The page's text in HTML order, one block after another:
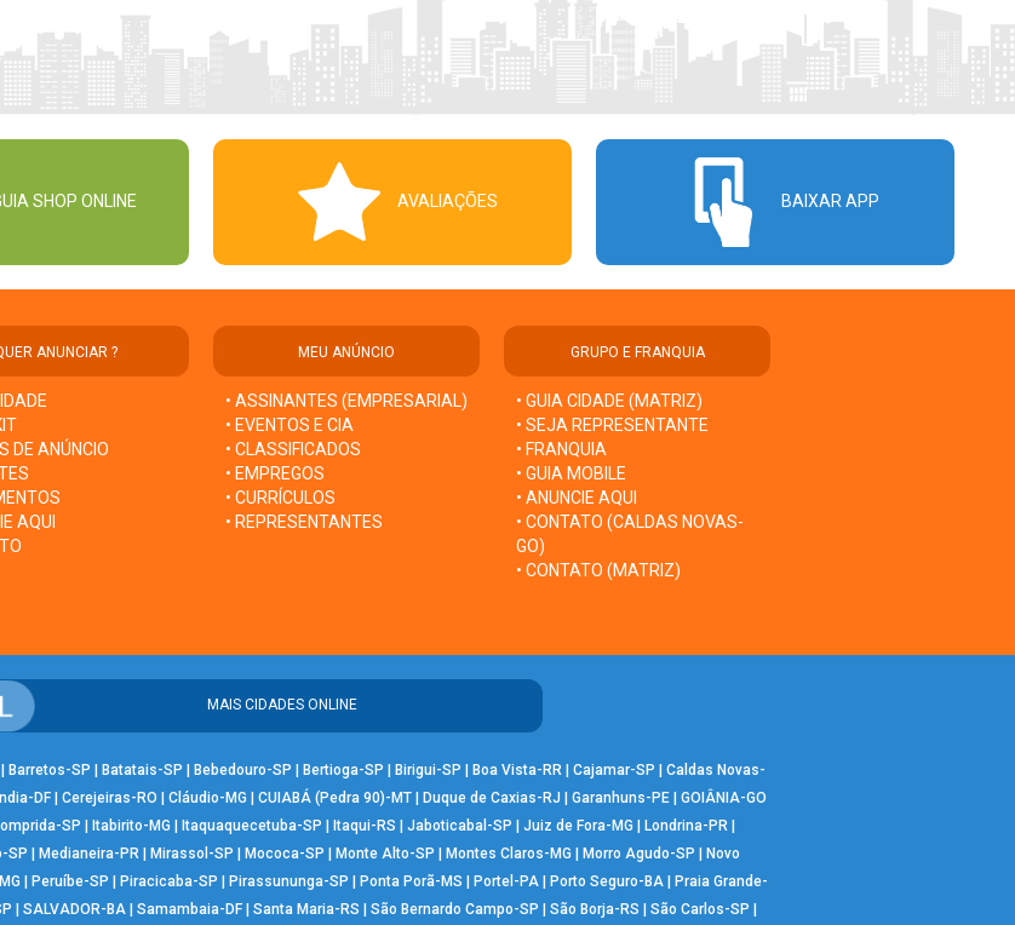
SHOP ONLINE AVALIAÇÕES BAIXAR APP
ANUNCIAR ?
DE ANÚNCIO
AQUI
MEU ANÚNCIO
• ASSINANTES (EMPRESARIAL)
• EVENTOS E CIA
• CLASSIFICADOS
• EMPREGOS
• CURRÍCULOS
• REPRESENTANTES
GRUPO E FRANQUIA
• GUIA CIDADE (MATRIZ)
• SEJA REPRESENTANTE
• FRANQUIA
• GUIA MOBILE
• ANUNCIE AQUI
• CONTATO (CALDAS NOVAS-
GO)
• CONTATO (MATRIZ)
MAIS CIDADES ONLINE
| Barretos-SP | Batatais-SP | Bebedouro-SP | Bertioga-SP | Birigui-SP | Boa Vista-RR | Cajamar-SP | Caldas Novas-
DF | Cerejeiras-RO | Cláudio-MG | CUIABÁ (Pedra 90)-MT | Duque de Caxias-RJ | Garanhuns-PE | GOIÂNIA-GO
SP | Itabirito-MG | Itaquaquecetuba-SP | Itaqui-RS | Jaboticabal-SP | Juiz de Fora-MG | Londrina-PR |
SP | Medianeira-PR | Mirassol-SP | Mococa-SP | Monte Alto-SP | Montes Claros-MG | Morro Agudo-SP | Novo
| Peruíbe-SP | Piracicaba-SP | Pirassununga-SP | Ponta Porã-MS | Portel-PA| Porto Seguro-BA| Praia Grande-
| SALVADOR-BA| Samambaia-DF| Santa Maria-RS | São Bernardo Campo-SP | São Borja-RS | São Carlos-SP |